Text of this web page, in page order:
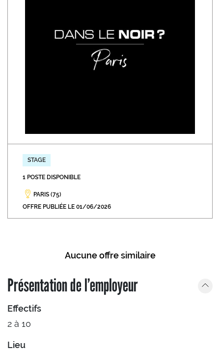
STAGE
1 POSTE DISPONIBLE
PARIS (75)
OFFRE PUBLIÉE LE 01/06/2026
Présentation de l’employeur
Effectifs
2 à 10
Lieu
Aucune offre similaire